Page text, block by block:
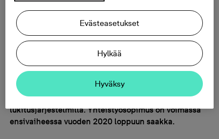
11.10.2018, 10.02
Bonava on tänään allekirjoittanut puitesopimuksen
teknologiayhtiö iLOQin kanssa digitaalisen lukitus- ja
kulunhallinnan ratkaisuista. Sopimuksen myötä
valtaosa Bonavan rakennuttamista uudiskohteista
varustetaan tulevaisuudessa iLOQin digitaalisilla
lukitusjärjestelmillä. Yhteistyösopimus on voimassa
ensivaiheessa vuoden 2020 loppuun saakka.
Evästeasetukset
Hylkää
Hyväksy